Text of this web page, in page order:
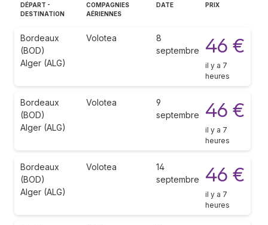
DÉPART -
DESTINATION
COMPAGNIES
AÉRIENNES
DATE PRIX
Bordeaux
(BOD)
Alger (ALG)
Volotea
8
septembre
46 €
il y a 7
heures
Bordeaux
(BOD)
Alger (ALG)
Volotea
9
septembre
46 €
il y a 7
heures
Bordeaux
(BOD)
Alger (ALG)
Volotea
14
septembre
46 €
il y a 7
heures